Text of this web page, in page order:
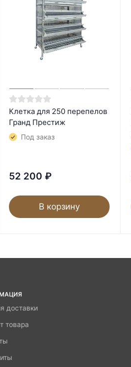
Клетка для 250 перепелов
Гранд Престиж
Под заказ
52 200 ₽
В корзину
доставки
товара